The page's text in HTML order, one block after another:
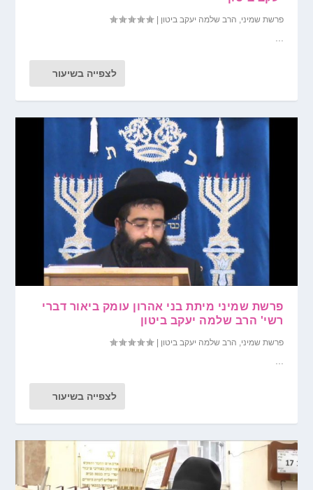
פרשת שמיני הרב שלמה יעקב ביטון |
לצפייה בשיעור
פרשת שמיני מיתת בני אהרון עומק ביאור דברי
רשי' הרב שלמה יעקב ביטון
פרשת שמיני, הרב שלמה יעקב ביטון |
...
לצפייה בשיעור